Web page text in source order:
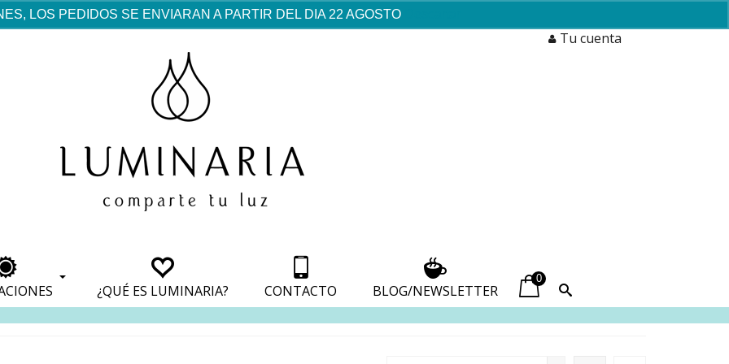
LOS PEDIDOS SE ENVIARAN A PARTIR DEL DIA 22 AGOSTO
Tu cuenta
avec une analyse de son
¿QUÉ ES LUMINARIA? CONTACTO BLOG/NEWSLETTER
0